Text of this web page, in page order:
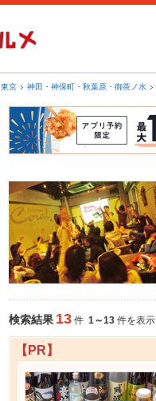
東京 神田・神保町・秋葉原・御茶ノ水
検索結果 13 件 1～13 件を表示
【PR】